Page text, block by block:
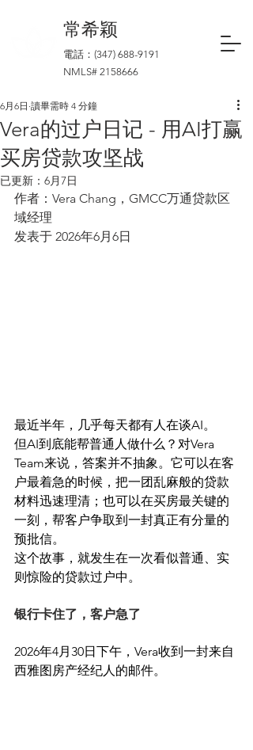
​常希颖
電話：(347) 688-9191
NMLS# 2158666
Vera的过户日记 - 用AI打赢
买房贷款攻坚战
6月6日 讀畢需時 4 分鐘
已更新： 6月7日
作者：Vera Chang，GMCC万通贷款区
域经理
发表于 2026年6月6日
最近半年，几乎每天都有人在谈AI。
但AI到底能帮普通人做什么？对Vera
Team来说，答案并不抽象。它可以在客
户最着急的时候，把一团乱麻般的贷款
材料迅速理清；也可以在买房最关键的
一刻，帮客户争取到一封真正有分量的
预批信。
这个故事，就发生在一次看似普通、实
则惊险的贷款过户中。
银行卡住了，客户急了
2026年4月30日下午，Vera收到一封来自
西雅图房产经纪人的邮件。